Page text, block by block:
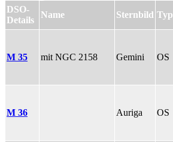
DSO-
Details
Name Sternbild Typ
M 35 mit NGC 2158 Gemini OS
M 36 Auriga OS